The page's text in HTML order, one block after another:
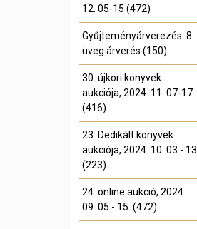
12. 05-15 (472)
Gyűjteményárverezés: 8.
üveg árverés (150)
30. újkori könyvek
aukciója, 2024. 11. 07-17.
(416)
23. Dedikált könyvek
aukciója, 2024. 10. 03 - 13
(223)
24. online aukció, 2024.
09. 05 - 15. (472)